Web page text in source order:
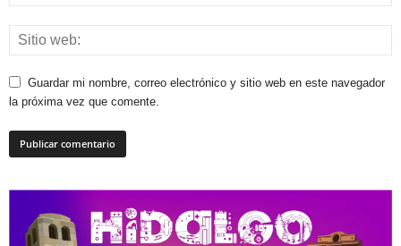
Guardar mi nombre, correo electrónico y sitio web en este navegador
la próxima vez que comente.